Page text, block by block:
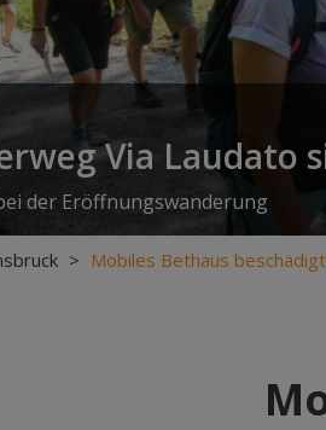
Via Laudato
der Eröffnungswanderung
> Mobiles Bethaus beschädigt